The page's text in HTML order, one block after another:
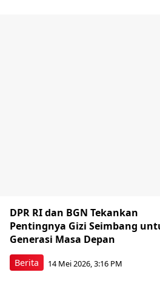
Berita
DPR RI dan BGN Tekankan
Pentingnya Gizi Seimbang
Generasi Masa Depan
14 Mei 2026, 3:16 PM